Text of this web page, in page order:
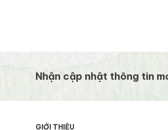
Nhận cập nhật thông tin
GIỚI THIỆU